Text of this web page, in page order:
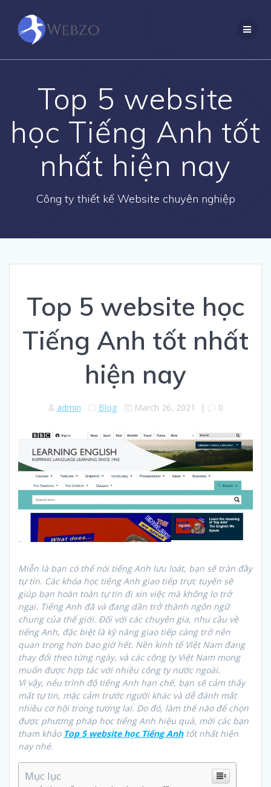
Top 5 website
học Tiếng Anh tốt
nhất hiện nay
Công ty thiết kế Website chuyên nghiệp
Top 5 website học
Tiếng Anh tốt nhất
hiện nay
admin Blog March 26, 2021 | 0
Miễn là bạn có thể nói tiếng Anh lưu loát, bạn sẽ tràn đầy
tự tin. Các khóa học tiếng Anh giao tiếp trực tuyến sẽ
giúp bạn hoàn toàn tự tin đi xin việc mà không lo trở
ngại. Tiếng Anh đã và đang dần trở thành ngôn ngữ
chung của thế giới. Đối với các chuyên gia, nhu cầu về
tiếng Anh, đặc biệt là kỹ năng giao tiếp càng trở nên
quan trọng hơn bao giờ hết. Nền kinh tế Việt Nam đang
thay đổi theo từng ngày, và các công ty Việt Nam mong
muốn được hợp tác với nhiều công ty nước ngoài.
Vì vậy, nếu trình độ tiếng Anh hạn chế, bạn sẽ cảm thấy
mất tự tin, mặc cảm trước người khác và dễ đánh mất
nhiều cơ hội trong tương lai. Do đó, làm thế nào để chọn
được phương pháp học tiếng Anh hiệu quả, mời các bạn
tham khảo Top 5 website học Tiếng Anhtốt nhất hiện
nay nhé.
Mục lục